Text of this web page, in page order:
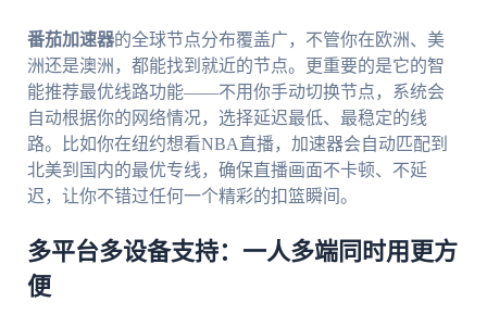
番茄加速器的全球节点分布覆盖广，不管你在欧洲、美
洲还是澳洲，都能找到就近的节点。更重要的是它的智
能推荐最优线路功能——不用你手动切换节点，系统会
自动根据你的网络情况，选择延迟最低、最稳定的线
路。比如你在纽约想看NBA直播，加速器会自动匹配到
北美到国内的最优专线，确保直播画面不卡顿、不延
迟，让你不错过任何一个精彩的扣篮瞬间。
多平台多设备支持：一人多端同时用更方
便